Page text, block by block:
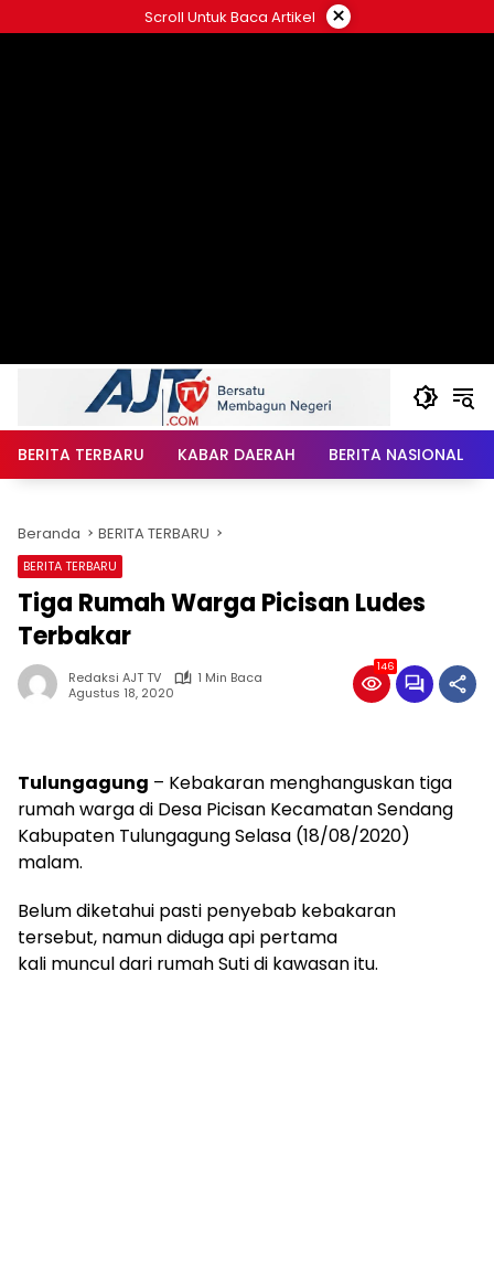
ke
Scroll Untuk Baca Artikel ×
BERITA TERBARU KABAR DAERAH BERITA NASIONAL
Beranda BERITA TERBARU
BERITA TERBARU
Tiga Rumah Warga Picisan Ludes
Terbakar
Redaksi AJT TV
1 Min Baca
Agustus 18, 2020
146
Tulungagung – Kebakaran menghanguskan tiga
rumah warga di Desa Picisan Kecamatan Sendang
Kabupaten Tulungagung Selasa (18/08/2020)
malam.
Belum diketahui pasti penyebab kebakaran
tersebut, namun diduga api pertama
kali muncul dari rumah Suti di kawasan itu.